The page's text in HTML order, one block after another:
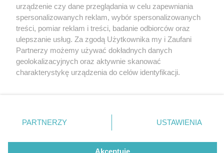
5 / 6
Zdarzenie w Ptakowicach
Nie zapomnij
zapoznać się z:
polityką prywatności regulamin korzystania z portali
Twojemiasto
Piekary Śląskie
Chorzów
Tarnowskie Góry
Gliwice
Skontakuj sięz nami
Kontakt
Wydawca
Redakcja
urządzenie czy dane przeglądania w celu zapewniania
spersonalizowanych reklam, wybór spersonalizowanych
treści, pomiar reklam i treści, badanie odbiorców oraz
ulepszanie usług. Za zgodą Użytkownika my i Zaufani
Partnerzy możemy używać dokładnych danych
geolokalizacyjnych oraz aktywnie skanować
charakterystykę urządzenia do celów identyfikacji.
zmienić/wycofać klikając przycisk ustawień prywatności
znajdujący się w lewym dolnym rogu strony
rodzaje przetwarzania danych nie wymagają zgody
użytkownika, ale masz prawo sprzeciwić się takiemu
PARTNERZY USTAWIENIA
Akceptuję